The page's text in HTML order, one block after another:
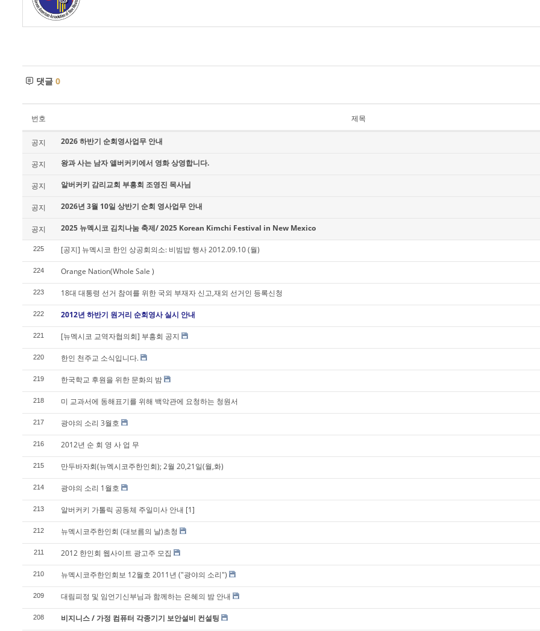
댓글 0
번호 제목
공지 2026 하반기 순회영사업무 안내
공지 왕과 사는 남자 앨버커키에서 영화 상영합니다.
공지 알버커키 감리교회 부흥회 조영진 목사님
공지 2026년 3월 10일 상반기 순회 영사업무 안내
공지 2025 뉴멕시코 김치나눔 축제/ 2025 Korean Kimchi Festival in New Mexico
225 [공지] 뉴멕시코 한인 상공회의소: 비빔밥 행사 2012.09.10 (월)
224 Orange Nation(Whole Sale )
223 18대 대통령 선거 참여를 위한 국외 부재자 신고,재외 선거인 등록신청
222 2012년 하반기 원거리 순회영사 실시 안내
221 [뉴멕시코 교역자협의회] 부흥회 공지
220 한인 천주교 소식입니다.
219 한국학교 후원을 위한 문화의 밤
218 미 교과서에 동해표기를 위해 백악관에 요청하는 청원서
217 광야의 소리 3월호
216 2012년 순 회 영 사 업 무
215 만두바자회(뉴멕시코주한인회); 2월 20,21일(월,화)
214 광야의 소리 1월호
213 알버커키 가톨릭 공동체 주일미사 안내 [1]
212 뉴멕시코주한인회 (대보름의 날)초청
211 2012 한인회 웹사이트 광고주 모집
210 뉴멕시코주한인회보 12월호 2011년 ("광야의 소리")
209 대림피정 및 임언기신부님과 함께하는 은혜의 밤 안내
208 비지니스 / 가정 컴퓨터 각종기기 보안설비 컨설팅